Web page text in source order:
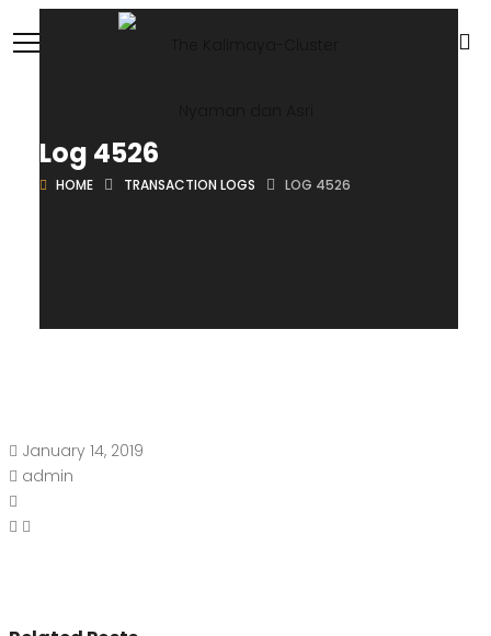
Log 4526
HOME TRANSACTION LOGS LOG 4526
January 14, 2019
admin